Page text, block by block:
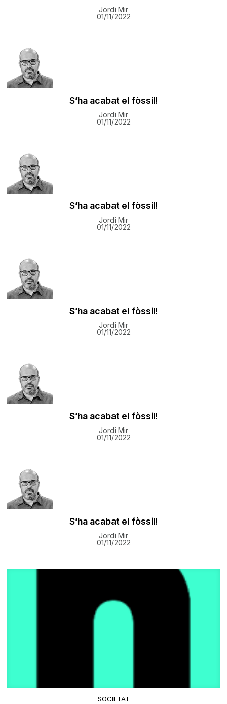
Jordi Mir
01/11/2022
S’ha acabat el fòssil!
Jordi Mir
01/11/2022
S’ha acabat el fòssil!
Jordi Mir
01/11/2022
S’ha acabat el fòssil!
Jordi Mir
01/11/2022
S’ha acabat el fòssil!
Jordi Mir
01/11/2022
S’ha acabat el fòssil!
Jordi Mir
01/11/2022
SOCIETAT